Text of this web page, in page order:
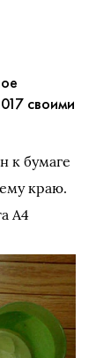
своими
к бумаге
краю.
А4